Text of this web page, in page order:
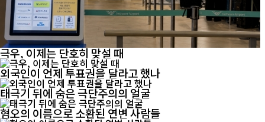
극우, 이제는 단호히 맞설 때
외국인이 언제 투표권을 달라고 했나
태극기 뒤에 숨은 극단주의의 얼굴
혐오의 이름으로 소환된 연변 사람들